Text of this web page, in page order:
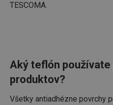
TESCOMA.
Aký teflón používate
produktov?
Všetky antiadhézne povrchy